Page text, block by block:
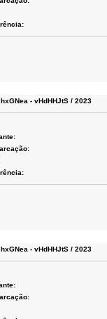
- vHdHHJtS / 2023
- vHdHHJtS / 2023